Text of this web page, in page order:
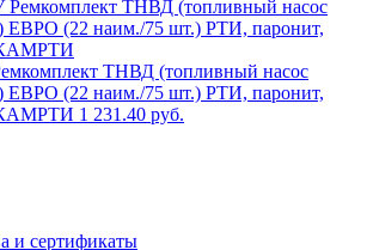
ТНВД (топливный насос
ЕВРО (22 наим./75 шт.) РТИ, паронит,
КАМРТИ 1 231.40 руб.
и сертификаты